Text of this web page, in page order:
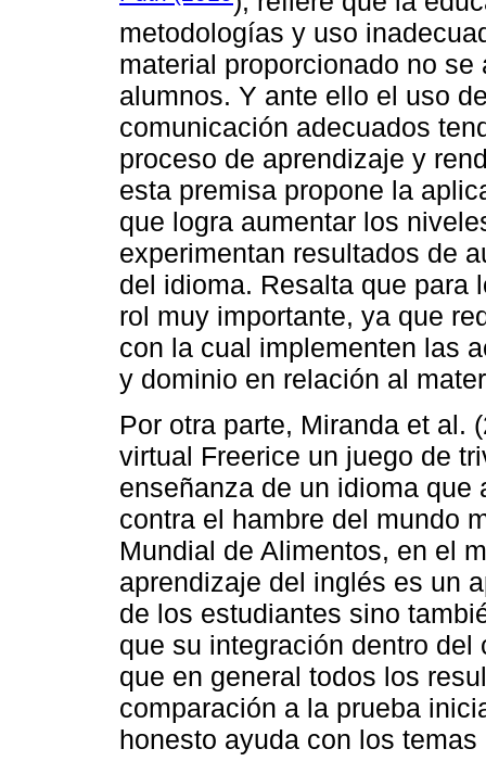
metodologías y uso
material proporcionado no
alumnos. Y ante ello el uso
comunicación adecuados
proceso de aprendizaje y
esta premisa propone la
que logra aumentar los
experimentan resultados de
del idioma. Resalta que para
rol muy importante, ya que
con la cual implementen las
y dominio en relación al
Por otra parte, Miranda et al.
virtual Freerice un juego de
enseñanza de un idioma
contra el hambre del mundo
Mundial de Alimentos, en el
aprendizaje del inglés es un
de los estudiantes sino
que su integración dentro
que en general todos los
comparación a la prueba
honesto ayuda con los